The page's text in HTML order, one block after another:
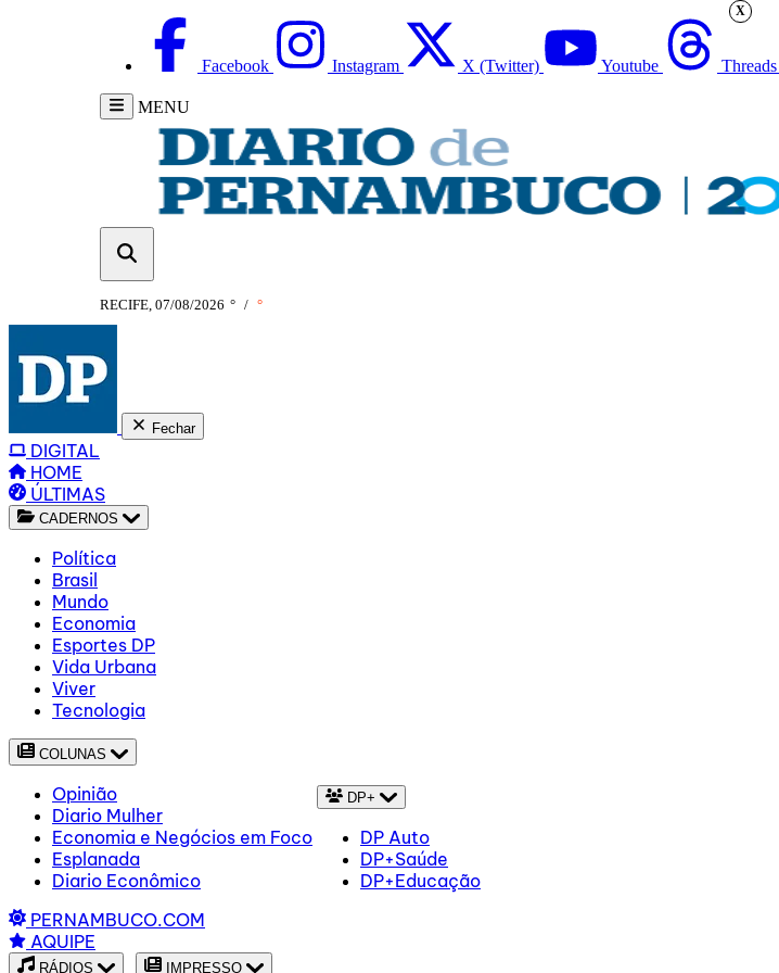
Facebook Instagram X (Twitter) Youtube Threads
MENU
RECIFE, 07/08/2026 ° / °
Fechar
DIGITAL
HOME
ÚLTIMAS
CADERNOS
Política
Brasil
Mundo
Economia
Esportes DP
Vida Urbana
Viver
Tecnologia
COLUNAS
Opinião
Diario Mulher
Economia e Negócios em Foco
Esplanada
Diario Econômico
DP+
DP Auto
DP+Saúde
DP+Educação
PERNAMBUCO.COM
AQUIPE
RÁDIOS IMPRESSO
X